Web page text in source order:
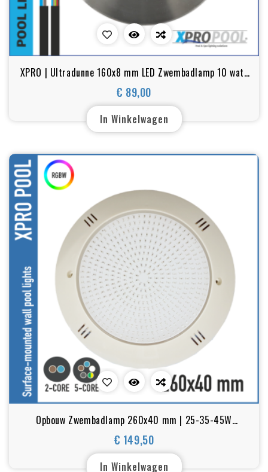
XPRO | Ultradunne 160x8 mm LED Zwembadlamp 10 watt
| WIT - RGB+W | RVS
€ 89,00
Prijs
In Winkelwagen
Opbouw Zwembadlamp 260x40 mm | 25-35-45W
RGB+Wit
€ 149,50
Prijs
In Winkelwagen